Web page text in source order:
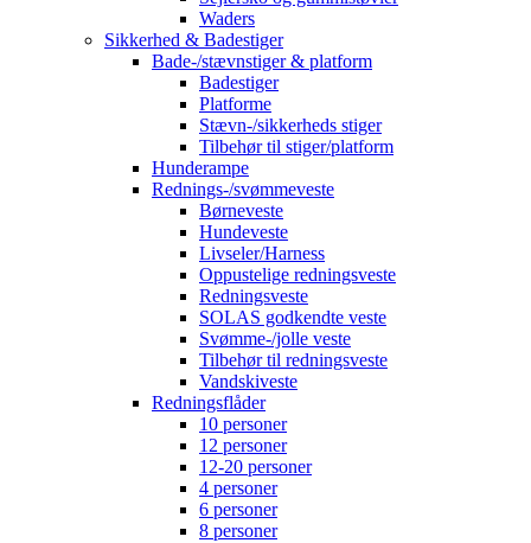
Waders
Sikkerhed & Badestiger
Bade-/stævnstiger & platform
Badestiger
Platforme
Stævn-/sikkerheds stiger
Tilbehør til stiger/platform
Hunderampe
Rednings-/svømmeveste
Børneveste
Hundeveste
Livseler/Harness
Oppustelige redningsveste
Redningsveste
SOLAS godkendte veste
Svømme-/jolle veste
Tilbehør til redningsveste
Vandskiveste
Redningsflåder
10 personer
12 personer
12-20 personer
4 personer
6 personer
8 personer